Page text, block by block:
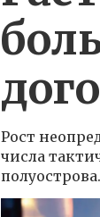
Рост
числа
полуострова.